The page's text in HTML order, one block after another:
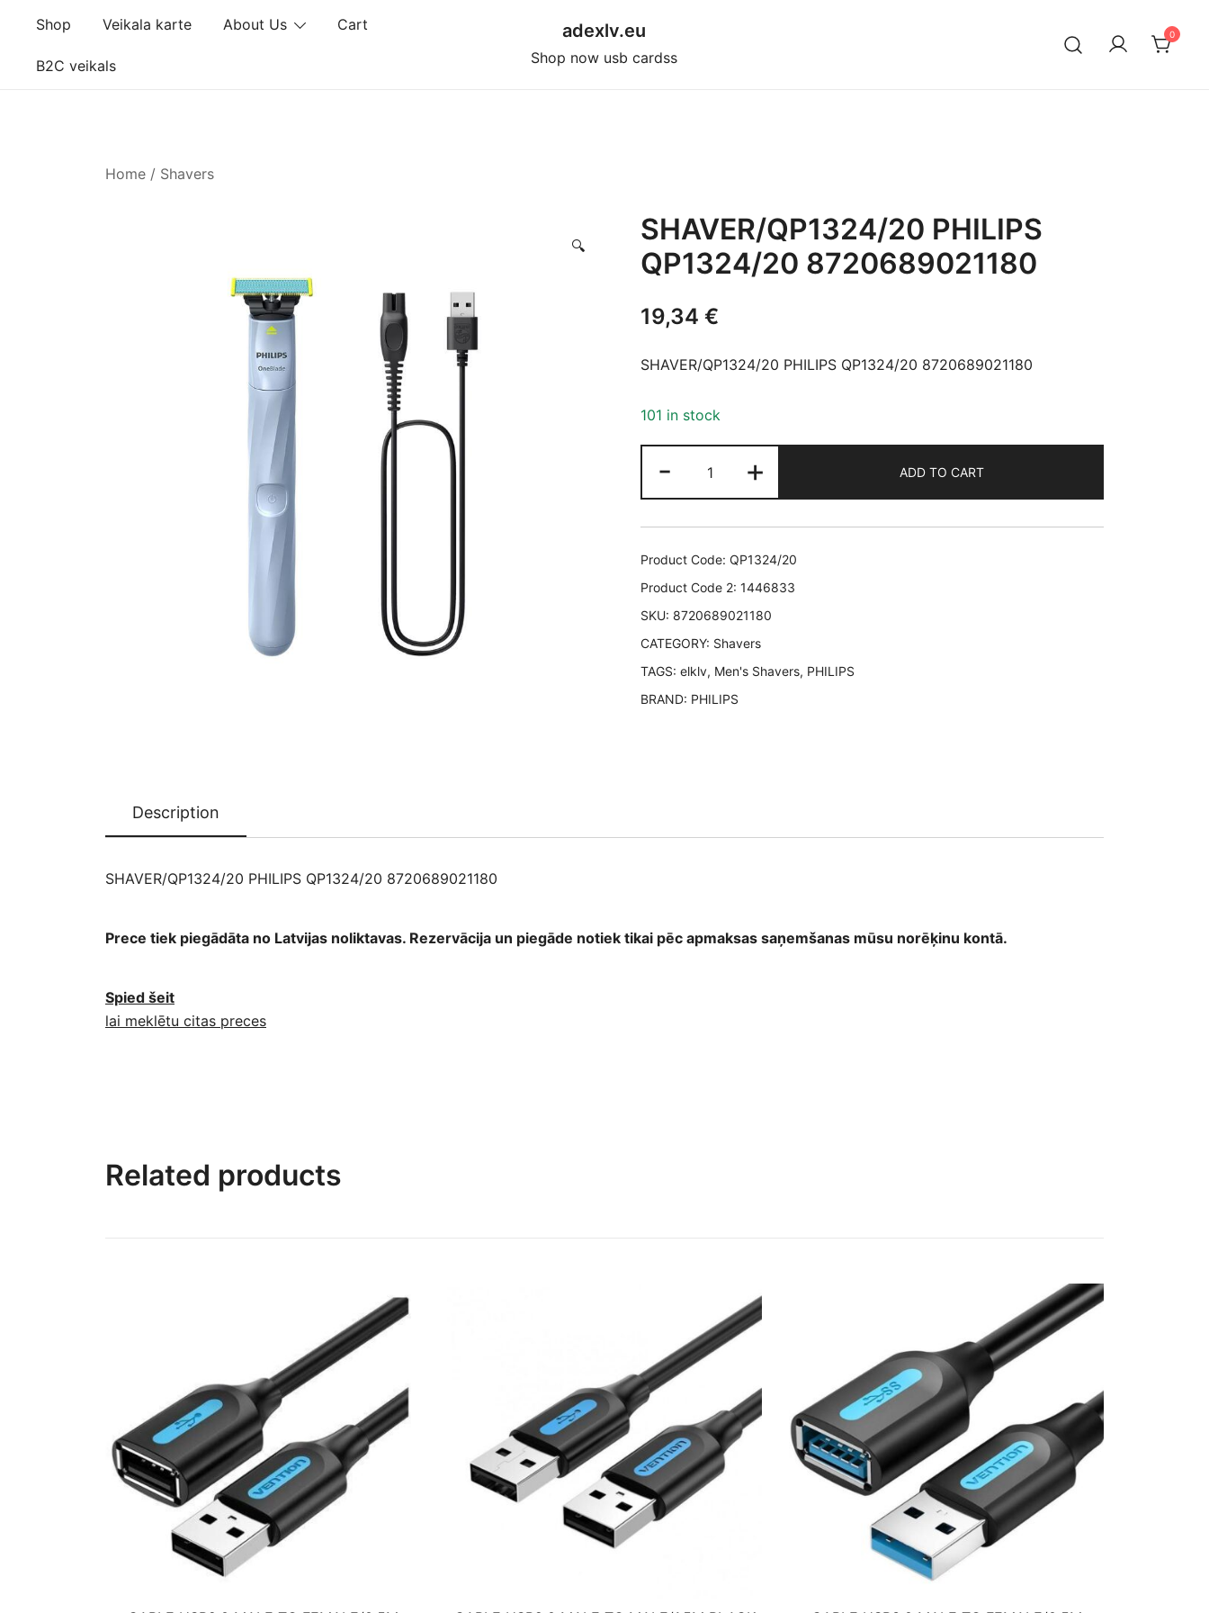
content
Shop Veikala karte About Us Cart
B2C veikals
adexlv.eu
Shop now usb cardss
0
Home / Shavers
🔍
SHAVER/QP1324/20 PHILIPS
QP1324/20 8720689021180
19,34 €
SHAVER/QP1324/20 PHILIPS QP1324/20 8720689021180
101 in stock
-
PHILIPS
QP1324/20
8720689021180
quantity
+ ADD TO CART
Product Code: QP1324/20
Product Code 2: 1446833
SKU: 8720689021180
CATEGORY: Shavers
TAGS: elklv, Men's Shavers, PHILIPS
BRAND: PHILIPS
Description
SHAVER/QP1324/20 PHILIPS QP1324/20 8720689021180
Prece tiek piegādāta no Latvijas noliktavas. Rezervācija un piegāde notiek tikai pēc apmaksas saņemšanas mūsu norēķinu kontā.
Spied šeit
lai meklētu citas preces
Related products